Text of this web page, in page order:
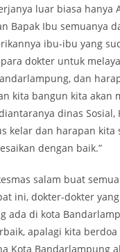
luar biasa hanya
Bapak Ibu semuanya
ibu-ibu yang
dokter untuk
dan
kita bangun kita akan
dinas Sosial,
kelar dan harapan kita
dengan baik.”
salam buat
ini, dokter-dokter
ada di kota
apalagi kita
Kota Bandarlampung